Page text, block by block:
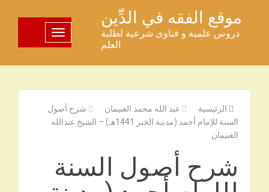
المحتوى
موقع الفقه في الدِّين
دروس علمية و فتاوى شرعية لطلبة
العلم
تبديل اللوحة
الرئيسية عبد الله محمد الغنيمان
شرح أصول
السنة للإمام أحمد (مدينة الخبر 1441هـ) – الشيخ عبدالله
الغنيمان
شرح أصول السنة